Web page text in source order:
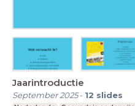
Jaarintroductie
September 2025- 12 slides